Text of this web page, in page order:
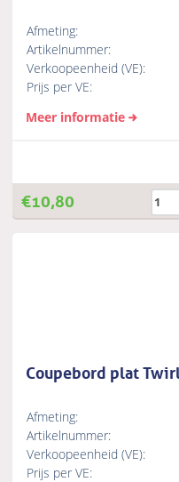
Afmeting:
Artikelnummer:
Verkoopeenheid (VE):
Prijs per VE:
Meer informatie
€10,80
Coupebord plat
Afmeting:
Artikelnummer:
Verkoopeenheid (VE):
Prijs per VE: